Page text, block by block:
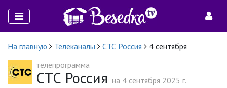
На главную Телеканалы СТС Россия
4 сентября
телепрограмма
СТС Россия на 4 сентября 2025 г.